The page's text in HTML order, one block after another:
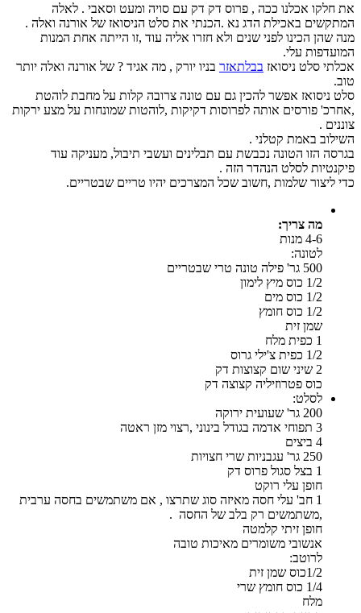
את חלקו אכלנו ככה , פרוס דק דק עם סויה ומעט וסאבי . לאלה
המתקשים באכילת הדג נא .הכנתי את סלט הניסואז של אורנה ואלה .
מנה שהן הכינו לפני שנים ולא חזרו אליה עוד ,זו הייתה אחת המנות
המועדפות עלי.
אכלתי סלט ניסואז בבלתאזר בניו יורק , מה אגיד ? של אורנה ואלה יותר
טוב.
סלט ניסואז אפשר להכין גם עם טונה צרובה קלות על מחבת לוהטת
,אחרכ' פורסים אותה לפרוסות דקיקות ,לוהטות שמונחות על מצע ירקות
צוננים .
השילוב באמת קטלני .
בגרסה הזו הטונה נכבשת עם תבלינים ועשבי תיבול, מעניקה עוד
פיקנטיות לסלט הנהדר הזה .
כדי ליצור שלמות ,חשוב שכל המצרכים יהיו טריים שבטריים.
מה צריך:
4-6 מנות
לטונה:
500 גר' פילה טונה טרי שבטריים
1/2 כוס מיץ לימון
1/2 כוס מים
1/2 כוס חומץ
שמן זית
1 כפית מלח
1/2 כפית צ'ילי גרוס
2 שיני שום קצוצות דק
כוס פטרוזיליה קצוצה דק
לסלט:
200 גר' שעועית ירוקה
3 תפוחי אדמה בגודל בינוני ,רצוי מזן ראטה
4 ביצים
250 גר' עגבניות שרי חצויות
1 בצל סגול פרוס דק
חופן עלי רוקט
1 חב' עלי חסה מאיזה סוג שתרצו , אם משתמשים בחסה ערבית
,משתמשים רק בלב של החסה .
חופן זיתי קלמטה
אנשובי משומרים מאיכות טובה
לרוטב:
1/2כוס שמן זית
1/4 כוס חומץ שרי
מלח